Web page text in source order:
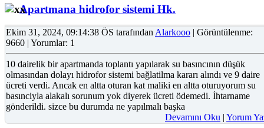
Apartmana hidrofor sistemi Hk.
Ekim 31, 2024, 09:14:38 ÖS tarafından Alarkooo | Görüntülenme:
9660 | Yorumlar: 1
10 dairelik bir apartmanda toplantı yapılarak su basıncının düşük
olmasından dolayı hidrofor sistemi bağlatilma kararı alındı ve 9 daire
ücreti verdi. Ancak en altta oturan kat maliki en altta oturuyorum su
basınciyla alakalı sorunum yok diyerek ücreti ödemedi. İhtarname
gönderildi. sizce bu durumda ne yapılmalı başka
Devamını Oku | Yorum